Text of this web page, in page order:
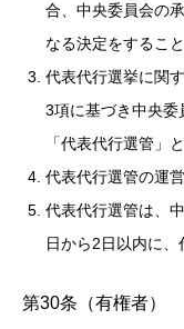
合、中央委員会の
なる決定をするこ
代表代行選挙に関
3項に基づき中央委
「代表代行選管」
代表代行選管の運
代表代行選管は、
日から2日以内に、
第30条（有権者）